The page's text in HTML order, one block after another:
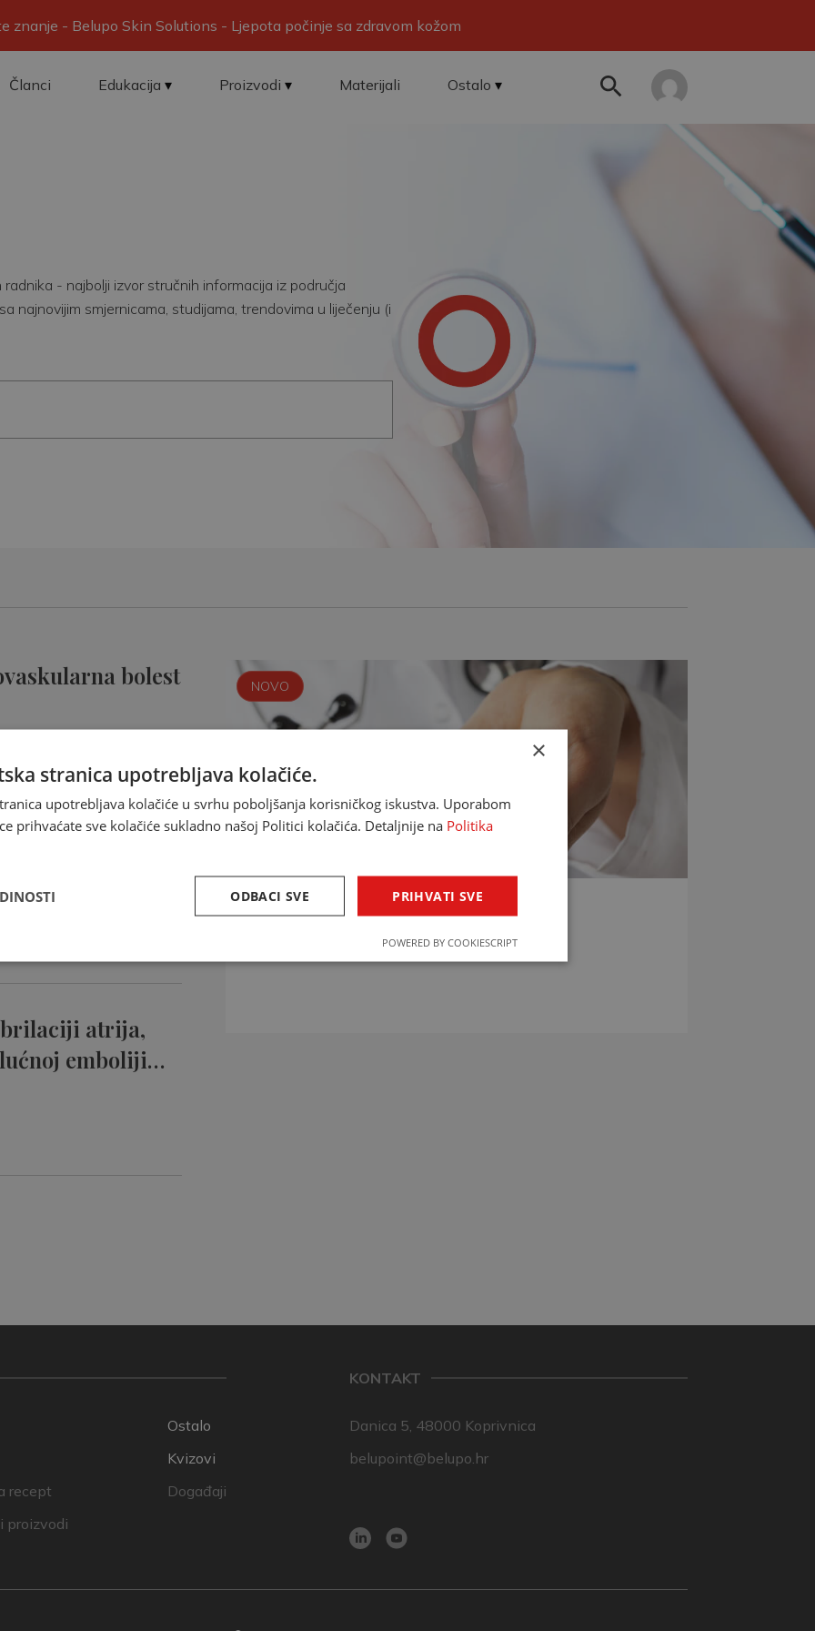
znanje - Belupo Skin Solutions - Ljepota počinje sa zdravom kožom
Članci Edukacija Proizvodi Materijali Ostalo
- najbolji izvor stručnih informacija iz područja
najnovijim smjernicama, studijama, trendovima u liječenju (i
bolest
atrija,
emboliji…
NOVO
INTERAKCIJE LIJEKOVA
Provjerite interakcije lijekova u svega par klikova!
recept
proizvodi
Ostalo
Kvizovi
Događaji
KONTAKT
Danica 5, 48000 Koprivnica
belupoint@belupo.hr
×
stranica upotrebljava kolačiće.
upotrebljava kolačiće u svrhu poboljšanja korisničkog iskustva. Uporabom
prihvaćate sve kolačiće sukladno našoj Politici kolačića. Detaljnije na Politika
PRIHVATI SVE
ODBACI SVE
POWERED BY COOKIESCRIPT